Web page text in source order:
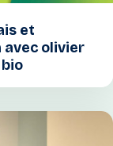
et
olivier